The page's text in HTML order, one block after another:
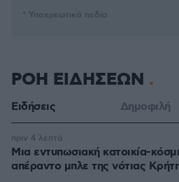
* Υποχρεωτικά πεδία
ΡΟΗ ΕΙΔΗΣΕΩΝ
Ειδήσεις Δημοφιλή
Μια εντυπωσιακή κατοικία-
απέραντο μπλε της νότιας
πριν 4 λεπτά